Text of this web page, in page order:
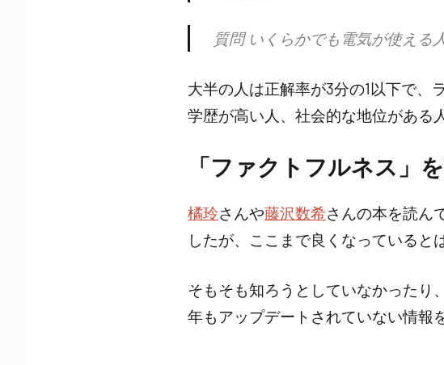
質問 いくらかでも電気が使える
大半の人は正解率が3分の1以下で、
学歴が高い人、社会的な地位がある
「ファクトフルネス」
橘玲さんや藤沢数希さんの本を読ん
したが、ここまで良くなっていると
そもそも知ろうとしていなかったり
年もアップデートされていない情報